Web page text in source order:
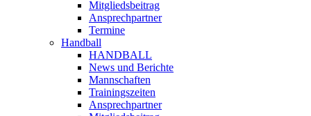
Mitgliedsbeitrag
Ansprechpartner
Termine
Handball
HANDBALL
News und Berichte
Mannschaften
Trainingszeiten
Ansprechpartner